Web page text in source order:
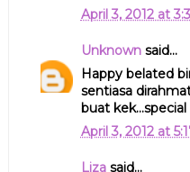
April 3, 2012 at
Unknownsaid...
Happy belated
sentiasa
buat
April 3, 2012 at
Lizasaid...